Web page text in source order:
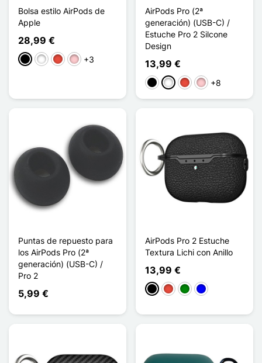
Bolsa estilo AirPods de
Apple
28,99 €
NegroBlancoRojoRosa+3
AirPods Pro (2ª
generación) (USB-C) /
Estuche Pro 2 Silcone
Design
13,99 €
NegroBlancoRojoRosa+8
Puntas de repuesto para
los AirPods Pro (2ª
generación) (USB-C) /
Pro 2
5,99 €
AirPods Pro 2 Estuche
Textura Lichi con Anillo
13,99 €
NegroRojoVerdeAzul